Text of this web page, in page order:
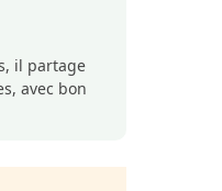
il partage
avec bon